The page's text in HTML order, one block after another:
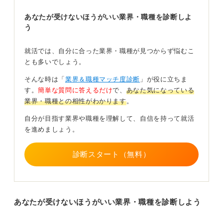
また、団体受験のIPテストも評価対象にはなるものの、
一部の企業では公式認定証の提出を求められるため、信
目標にすべきスコアの目安として、一般企業で「基礎学
力がある」と見なされる600点をまずは目指しましょ
う。730点を超えると、グローバル部門も視野に入る明
確な「強み」になります。
一方で、500点未満の場合は記載を控える戦略も必要と
なるでしょう。
みてください。
スコアは英語力だけでなく、目標に向けて主体的に取り
あなたが受けないほうがいい業界・職種を診断しよ
う
就活では、自分に合った業界・職種が見つからず悩むこ
とも多いでしょう。
そんな時は「 業界＆職種マッチ度診断 」が役に立ちま
す。簡単な質問に答えるだけで、 あなた気になっている
業界・職種との相性がわかります。
自分が目指す業界や職種を理解して、自信を持って就活
を進めましょう。
診断スタート（無料）
あなたが受けないほうがいい業界・職種を診断しよう